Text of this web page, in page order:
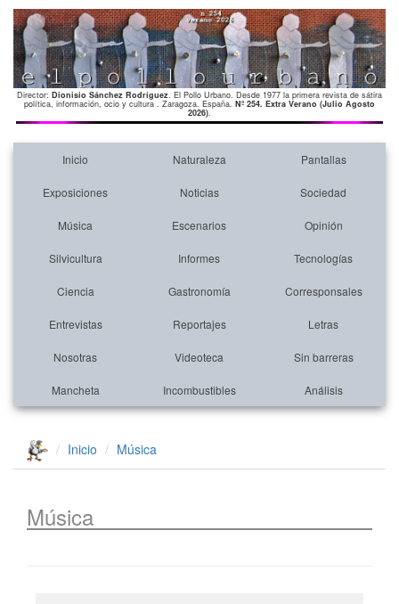
Director: Dionisio Sánchez Rodríguez. El Pollo Urbano. Desde 1977 la primera revista de sátira
política, información, ocio y cultura . Zaragoza. España. Nº 254. Extra Verano (Julio Agosto
2026).
Inicio Naturaleza Pantallas
Exposiciones Noticias Sociedad
Música Escenarios Opinión
Silvicultura Informes Tecnologías
Ciencia Gastronomía Corresponsales
Entrevistas Reportajes Letras
Nosotras Videoteca Sin barreras
Mancheta Incombustibles Análisis
Inicio Música
Música